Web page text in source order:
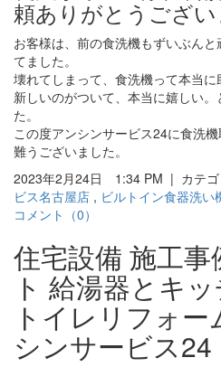
頼ありがとうござい
お客様は、前の食洗機もずいぶん
てました。
壊れてしまって、食洗機って本当に
新しいのがついて、本当に嬉しい
た。
この度アンシンサービス24に食洗
難うございました。
2023年2月24日 1:34 PM | カテゴ
ビス名古屋店 , ビルトイン食器洗い
コメント（0）
住宅設備 施工
ト 給湯器とキ
トイレリフォ
シンサービス24